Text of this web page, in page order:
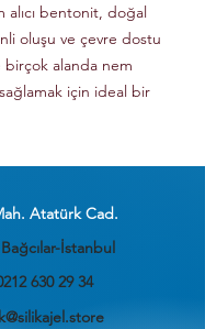
alıcı bentonit, doğal
oluşu ve çevre dostu
birçok alanda nem
için ideal bir
Atatürk Cad.
İstanbul
630 29 34